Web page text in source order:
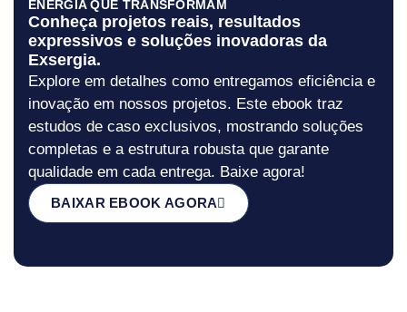
ENERGIA QUE TRANSFORMAM
Conheça projetos reais, resultados
expressivos e soluções inovadoras da
Exsergia.
Explore em detalhes como entregamos eficiência e
inovação em nossos projetos. Este ebook traz
estudos de caso exclusivos, mostrando soluções
completas e a estrutura robusta que garante
qualidade em cada entrega. Baixe agora!
BAIXAR EBOOK AGORA